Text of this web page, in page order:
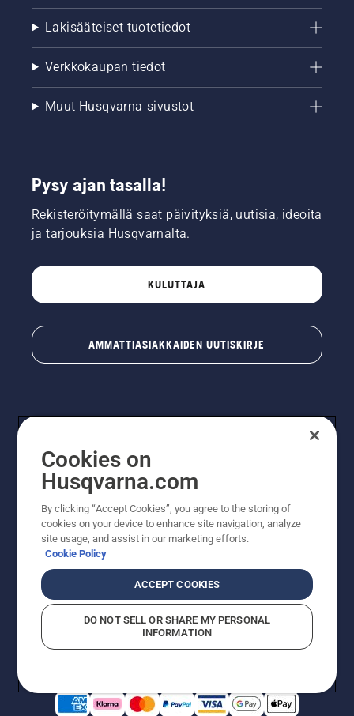
Lakisääteiset tuotetiedot
Verkkokaupan tiedot
Muut Husqvarna-sivustot
Pysy ajan tasalla!
Rekisteröitymällä saat päivityksiä, uutisia, ideoita
ja tarjouksia Husqvarnalta.
KULUTTAJA
AMMATTIASIAKKAIDEN UUTISKIRJE
© Husqvarna AB (publ). Kaikki oikeudet pidätetään.
Hinnat ovat suositushintoja. Varaamme oikeudet
hintamuutoksiin, kirjoitus- ja sisältövirheisiin. Sivusto
pyritään pitämään mahdollisimman ajantasaisena ja
suositushintoja (sis. alv), ellei tuotetta voi ostaa
suoraan verkkosivustoltamme.
EvästekäytäntöKäyttöehdotTietosuojailmoitusTiedot
Epäillyistä rikkomuksista ilmoittaminen
Cookies on
Husqvarna.com
By clicking “Accept Cookies”, you agree to the storing of
cookies on your device to enhance site navigation, analyze
site usage, and assist in our marketing efforts.
Cookie Policy
ACCEPT COOKIES
DO NOT SELL OR SHARE MY PERSONAL
INFORMATION